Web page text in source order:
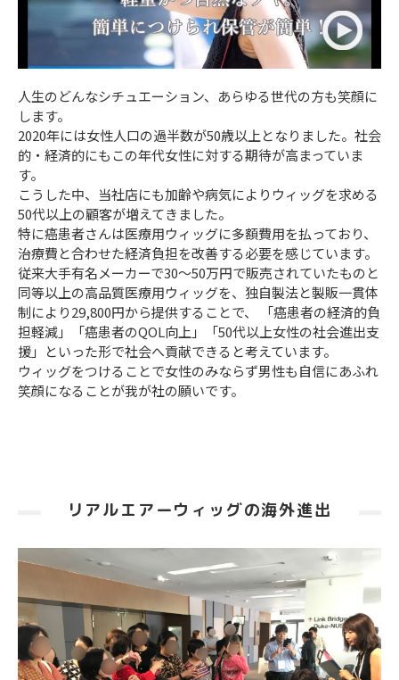
人生のどんなシチュエーション、あらゆる世代の方も笑顔に
します。
2020年には女性人口の過半数が50歳以上となりました。社会
的・経済的にもこの年代女性に対する期待が高まっていま
す。
こうした中、当社店にも加齢や病気によりウィッグを求める
50代以上の顧客が増えてきました。
特に癌患者さんは医療用ウィッグに多額費用を払っており、
治療費と合わせた経済負担を改善する必要を感じています。
従来大手有名メーカーで30～50万円で販売されていたものと
同等以上の高品質医療用ウィッグを、独自製法と製販一貫体
制により29,800円から提供することで、 「癌患者の経済的負
担軽減」「癌患者のQOL向上」「50代以上女性の社会進出支
援」といった形で社会へ貢献できると考えています。
ウィッグをつけることで女性のみならず男性も自信にあふれ
笑顔になることが我が社の願いです。
リアルエアーウィッグの海外進出